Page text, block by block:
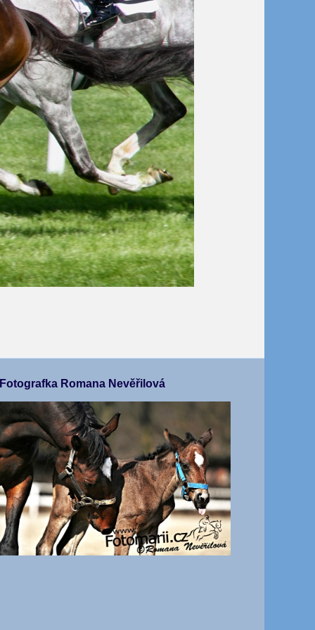
Fotografka Romana Nevěřilová